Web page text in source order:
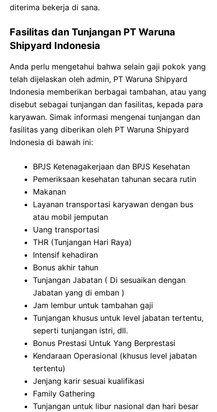
diterima bekerja di sana.
Fasilitas dan Tunjangan PT Waruna
Shipyard Indonesia
Anda perlu mengetahui bahwa selain gaji pokok yang
telah dijelaskan oleh admin, PT Waruna Shipyard
Indonesia memberikan berbagai tambahan, atau yang
disebut sebagai tunjangan dan fasilitas, kepada para
karyawan. Simak informasi mengenai tunjangan dan
fasilitas yang diberikan oleh PT Waruna Shipyard
Indonesia di bawah ini:
BPJS Ketenagakerjaan dan BPJS Kesehatan
Pemeriksaan kesehatan tahunan secara rutin
Makanan
Layanan transportasi karyawan dengan bus
atau mobil jemputan
Uang transportasi
THR (Tunjangan Hari Raya)
Intensif kehadiran
Bonus akhir tahun
Tunjangan Jabatan ( Di sesuaikan dengan
Jabatan yang di emban )
Jam lembur untuk tambahan gaji
Tunjangan khusus untuk level jabatan tertentu,
seperti tunjangan istri, dll.
Bonus Prestasi Untuk Yang Berprestasi
Kendaraan Operasional (khusus level jabatan
tertentu)
Jenjang karir sesuai kualifikasi
Family Gathering
Tunjangan untuk libur nasional dan hari besar